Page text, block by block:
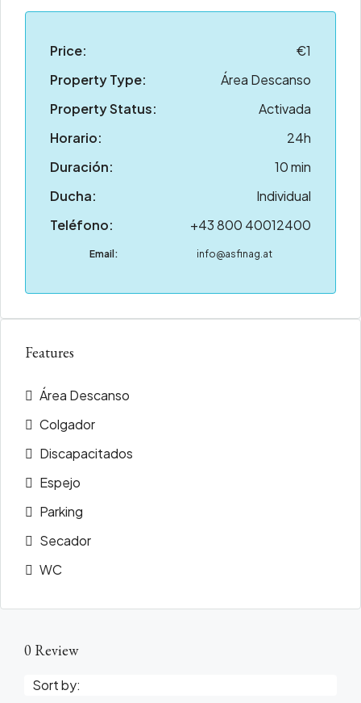
Price:
€1
Property Type:
Área Descanso
Property Status:
Activada
Horario:
24h
Duración:
10 min
Ducha:
Individual
Teléfono:
+43 800 40012400
Email: info@asfinag.at
Features
Área Descanso
Colgador
Discapacitados
Espejo
Parking
Secador
WC
0 Review
Sort by: